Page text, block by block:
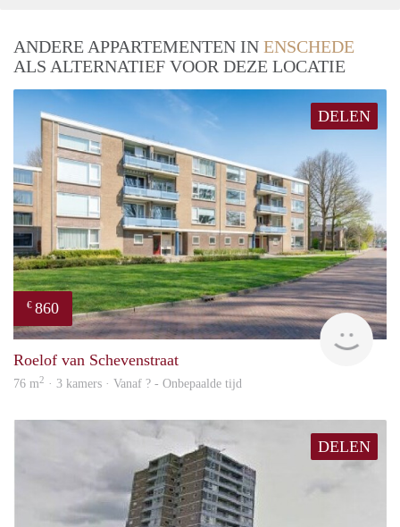
ANDERE APPARTEMENTEN IN ENSCHEDE
ALS ALTERNATIEF VOOR DEZE LOCATIE
DELEN
€ 860
Roelof van Schevenstraat
76 m2 · 3 kamers · Vanaf ? - Onbepaalde tijd
DELEN